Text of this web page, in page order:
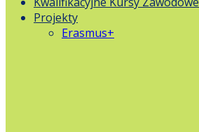
Projekty
Erasmus+